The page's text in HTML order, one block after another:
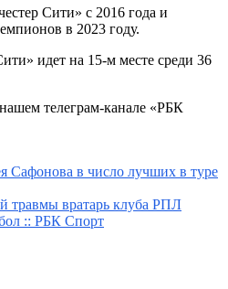
Сити» с 2016 года и
в 2023 году.
идет на 15-м месте среди 36
телеграм-канале «РБК
в число лучших в туре
травмы вратарь клуба РПЛ
:: РБК Спорт